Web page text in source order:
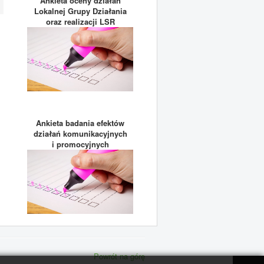
Lokalnej Grupy Działania
oraz realizacji LSR
Ankieta badania efektów
działań komunikacyjnych
i promocyjnych
Powrót na górę